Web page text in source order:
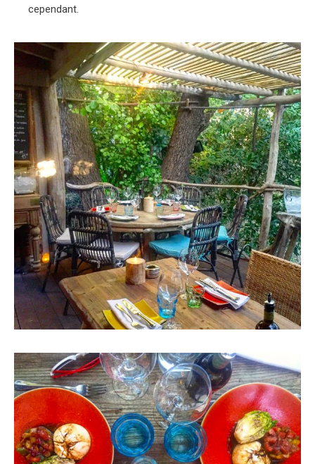
cependant.